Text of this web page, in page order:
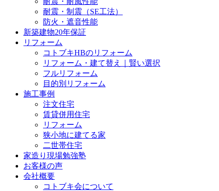
耐震・制震（SE工法）
防火・遮音性能
新築建物20年保証
リフォーム
コトブキHBのリフォーム
リフォーム・建て替え｜賢い選択
フルリフォーム
目的別リフォーム
施工事例
注文住宅
賃貸併用住宅
リフォーム
狭小地に建てる家
二世帯住宅
家造り現場勉強塾
お客様の声
会社概要
コトブキ会について